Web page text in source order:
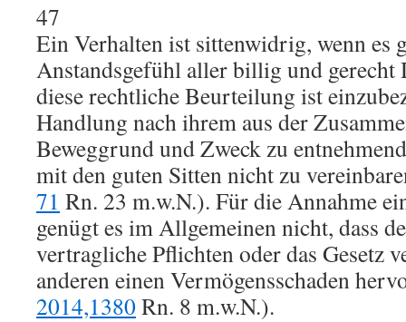
47
Ein Verhalten ist sittenwidrig, wenn es
Anstandsgefühl aller billig und gerecht
diese rechtliche Beurteilung ist
Handlung nach ihrem aus der
Beweggrund und Zweck zu
mit den guten Sitten nicht zu
71 Rn. 23 m.w.N.). Für die Annahme
genügt es im Allgemeinen nicht, dass
vertragliche Pflichten oder das Gesetz
anderen einen Vermögensschaden
2014,1380Rn. 8 m.w.N.).